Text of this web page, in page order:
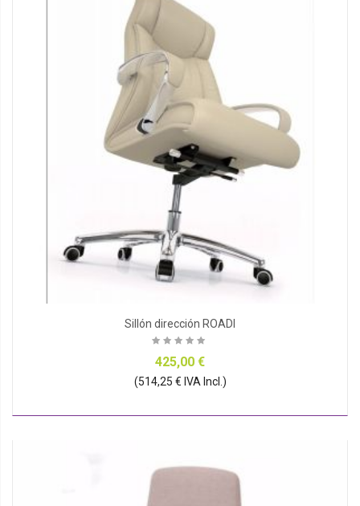
Sillón dirección ROADI
425,00 €
(514,25 € IVA Incl.)